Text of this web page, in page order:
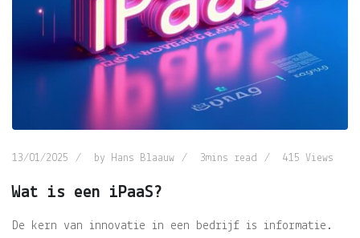
13/01/2025 by Hans Blaauw 3mins read 415 Views
Wat is een iPaaS?
De kern van innovatie in een bedrijf is informatie.